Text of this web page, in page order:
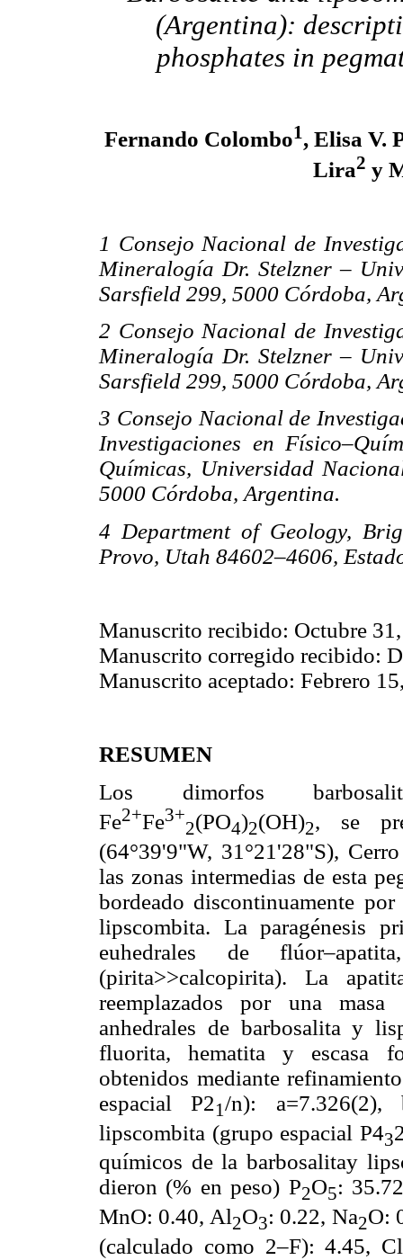
(Argentina):
phosphates in
Fernando Colombo1, Elisa V.
Lira2 y
1 Consejo Nacional de
Mineralogía Dr. Stelzner –
Sarsfield 299, 5000 Córdoba,
2 Consejo Nacional de
Mineralogía Dr. Stelzner –
Sarsfield 299, 5000 Córdoba,
3 Consejo Nacional de
Investigaciones en
Químicas, Universidad
5000 Córdoba, Argentina.
4 Department of Geology,
Provo, Utah 84602–4606,
Manuscrito recibido: Octubre
Manuscrito corregido recibido:
Manuscrito aceptado: Febrero
RESUMEN
Los dimorfos
Fe2+Fe3+
2(PO4)2(OH)2, se
(64°39'9"W, 31°21'28"S),
las zonas intermedias de esta
bordeado discontinuamente
lipscombita. La paragénesis
euhedrales de
(pirita>>calcopirita). La
reemplazados por una
anhedrales de barbosalita y
fluorita, hematita y escasa
obtenidos mediante
espacial P21/n): a=7.326(2),
lipscombita (grupo espacial P43
químicos de la barbosalitay
dieron (% en peso) P2O5:
MnO: 0.40, Al2O3: 0.22, Na2O:
(calculado como 2–F): 4.45,